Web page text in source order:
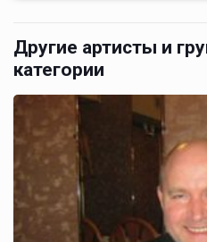
Другие артисты и
категории